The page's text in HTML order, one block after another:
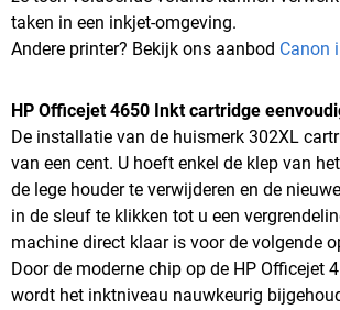
taken in een inkjet-omgeving.
Andere printer? Bekijk ons aanbod Canon
HP Officejet 4650 Inkt cartridge
De installatie van de huismerk 302XL
van een cent. U hoeft enkel de klep van
de lege houder te verwijderen en de
in de sleuf te klikken tot u een
machine direct klaar is voor de volgende
Door de moderne chip op de HP Officejet
wordt het inktniveau nauwkeurig